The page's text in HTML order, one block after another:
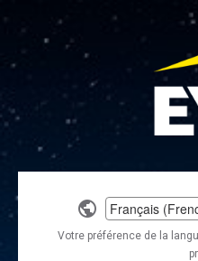
Select
a
language
Votre préférence de la